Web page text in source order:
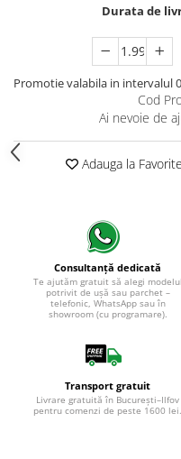
Durata de
Promotie valabila in intervalul
Cod
Ai nevoie de
Adauga la Favorite
Consultanță dedicată
Te ajutăm gratuit să alegi modelul
potrivit de ușă sau parchet –
telefonic, WhatsApp sau în
showroom (cu programare).
Transport gratuit
Livrare gratuită în București–Ilfov
pentru comenzi de peste 1600 lei.